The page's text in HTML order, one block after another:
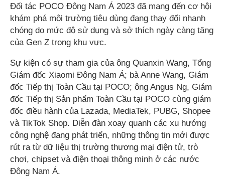
Đối tác POCO Đông Nam Á 2023 đã mang đến cơ hội
khám phá môi trường tiêu dùng đang thay đổi nhanh
chóng do mức độ sử dụng và sở thích ngày càng tăng
của Gen Z trong khu vực.
Sự kiện có sự tham gia của ông Quanxin Wang, Tổng
Giám đốc Xiaomi Đông Nam Á; bà Anne Wang, Giám
đốc Tiếp thị Toàn Cầu tại POCO; ông Angus Ng, Giám
đốc Tiếp thị Sản phẩm Toàn Cầu tại POCO cùng giám
đốc điều hành của Lazada, MediaTek, PUBG, Shopee
và TikTok Shop. Diễn đàn xoay quanh các xu hướng
công nghệ đang phát triển, những thông tin mới được
rút ra từ dữ liệu thị trường thương mại điện tử, trò
chơi, chipset và điện thoại thông minh ở các nước
Đông Nam Á.